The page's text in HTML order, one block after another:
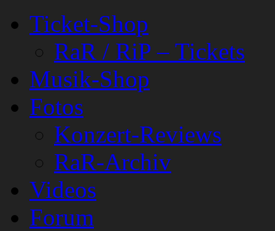
Ticket-Shop
RaR / RiP – Tickets
Musik-Shop
Fotos
Konzert-Reviews
RaR-Archiv
Videos
Forum